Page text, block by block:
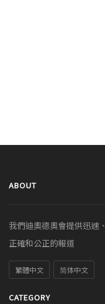
ABOUT
我們迪奧德奧會提供迅速、
正確和公正的報道
繁體中文 简体中文
CATEGORY